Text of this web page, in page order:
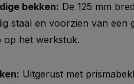
bekken: De 125 mm
staal en voorzien van
op het werkstuk.
Uitgerust met